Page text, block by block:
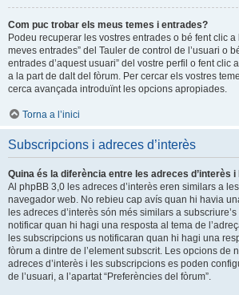
Com puc trobar els meus temes i entrades?
Podeu recuperar les vostres entrades o bé fent clic a
meves entrades” del Tauler de control de l’usuari o
entrades d’aquest usuari” del vostre perfil o fent clic
a la part de dalt del fòrum. Per cercar els vostres
cerca avançada introduïnt les opcions apropiades.
Torna a l’inici
Subscripcions i adreces d’interès
Quina és la diferència entre les adreces d’interès
Al phpBB 3,0 les adreces d’interès eren similars a
navegador web. No rebieu cap avís quan hi havia
les adreces d’interès són més similars a
notificar quan hi hagi una resposta al tema de
les subscripcions us notificaran quan hi hagi una
fòrum a dintre de l’element subscrit. Les opcions de
adreces d’interès i les subscripcions es poden
de l’usuari, a l’apartat “Preferències del fòrum”.